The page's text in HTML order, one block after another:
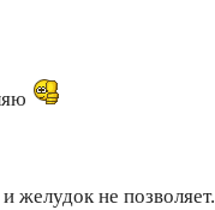
желудок не позволяет.